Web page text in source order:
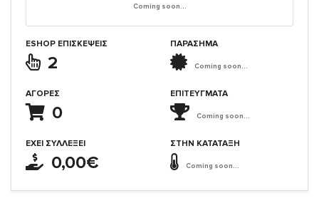
Coming soon...
ESHOP ΕΠΙΣΚΈΨΕΙΣ
2
ΑΓΟΡΈΣ
0
ΈΧΕΙ ΣΥΛΛΈΞΕΙ
0,00€
ΠΑΡΑΣΗΜΑ
Coming soon...
ΕΠΙΤΕΎΓΜΑΤΑ
Coming soon...
ΣΤΗΝ ΚΑΤΆΤΑΞΗ
Coming soon...